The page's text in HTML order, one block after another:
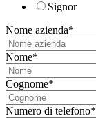
Signor
Nome azienda*
Nome*
Cognome*
Numero di telefono*